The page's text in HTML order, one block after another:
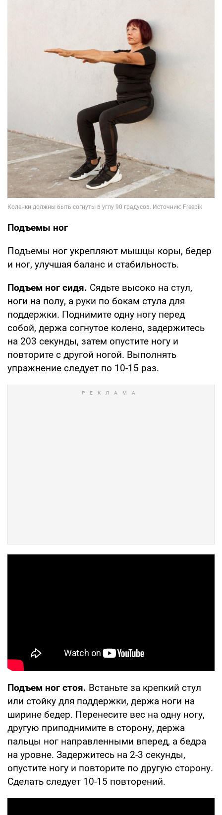
Подъемы ног
Подъемы ног укрепляют мышцы коры, бедер
и ног, улучшая баланс и стабильность.
Подъем ног сидя. Сядьте высоко на стул,
ноги на полу, а руки по бокам стула для
поддержки. Поднимите одну ногу перед
собой, держа согнутое колено, задержитесь
на 203 секунды, затем опустите ногу и
повторите с другой ногой. Выполнять
упражнение следует по 10-15 раз.
Подъем ног стоя. Встаньте за крепкий стул
или стойку для поддержки, держа ноги на
ширине бедер. Перенесите вес на одну ногу,
другую приподнимите в сторону, держа
пальцы ног направленными вперед, а бедра
на уровне. Задержитесь на 2-3 секунды,
опустите ногу и повторите по другую сторону.
Сделать следует 10-15 повторений.